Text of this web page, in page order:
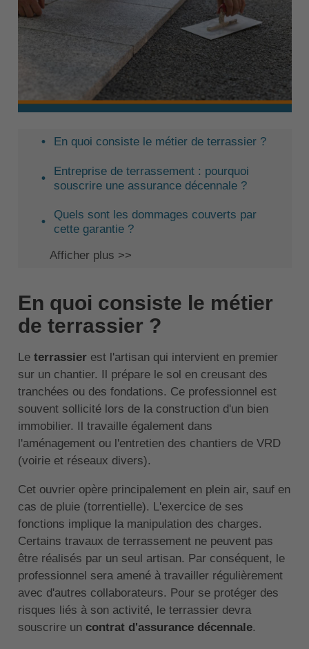
En quoi consiste le métier de terrassier ?
Entreprise de terrassement : pourquoi
souscrire une assurance décennale ?
Quels sont les dommages couverts par
cette garantie ?
Afficher plus >>
En quoi consiste le métier
de terrassier ?
Le terrassierest l'artisan qui intervient en premier
sur un chantier. Il prépare le sol en creusant des
tranchées ou des fondations. Ce professionnel est
souvent sollicité lors de la construction d'un bien
immobilier. Il travaille également dans
l'aménagement ou l'entretien des chantiers de VRD
(voirie et réseaux divers).
Cet ouvrier opère principalement en plein air, sauf en
cas de pluie (torrentielle). L'exercice de ses
fonctions implique la manipulation des charges.
Certains travaux de terrassement ne peuvent pas
être réalisés par un seul artisan. Par conséquent, le
professionnel sera amené à travailler régulièrement
avec d'autres collaborateurs. Pour se protéger des
risques liés à son activité, le terrassier devra
souscrire un contrat d'assurance décennale.